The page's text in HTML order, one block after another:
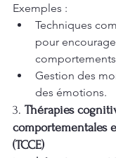
Exemples :
Techniques
pour
Gestion des
des émotions.
3. Thérapies
comportementales
(TCCE)